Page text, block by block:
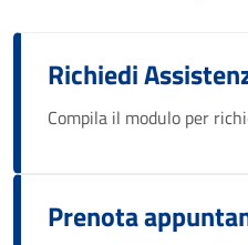
Richiedi
Compila il modulo per
Prenota